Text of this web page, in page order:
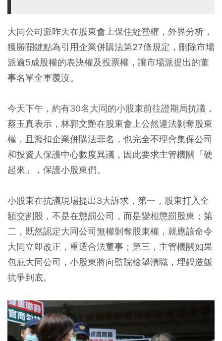
大同公司派昨天在股東會上保住經營權，外界分析，
獲勝關鍵點為引用企業併購法第27條規定，刪除市場
派逾5成股權的表決權及投票權，讓市場派提出的董
事名單全軍覆沒。
今天下午，約有30名大同的小股東前往證期局抗議，
蔡玉真表示，林郭文艷在股東會上公然違法剝奪股東
權，且濫扣企業併購法罪名，也完全不理會集保公司
和投資人保護中心數度異議，因此要求主管機關「硬
起來」，保護小股東們。
小股東在抗議現場提出3大訴求，第一，股東打入全
額交割股，不是在懲罰公司，而是變相懲罰股東；第
二，既然認定大同公司無權剝奪股東權，就應該命令
大同立即改正，重選合法董事；第三，主管機關如果
包庇大同公司，小股東將向監院檢舉瀆職，埋鍋造飯
抗爭到底。